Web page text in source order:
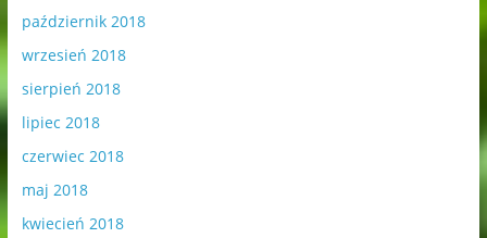
październik 2018
wrzesień 2018
sierpień 2018
lipiec 2018
czerwiec 2018
maj 2018
kwiecień 2018